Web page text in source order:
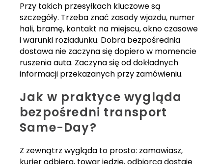
Przy takich przesyłkach kluczowe są
szczegóły. Trzeba znać zasady wjazdu, numer
hali, bramę, kontakt na miejscu, okno czasowe
i warunki rozładunku. Dobra bezpośrednia
dostawa nie zaczyna się dopiero w momencie
ruszenia auta. Zaczyna się od dokładnych
informacji przekazanych przy zamówieniu.
Jak w praktyce wygląda
bezpośredni transport
Same-Day?
Z zewnątrz wygląda to prosto: zamawiasz,